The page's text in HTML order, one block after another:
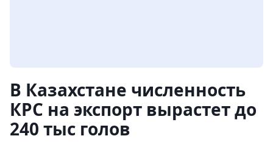
В Казахстане численность
КРС на экспорт вырастет до
240 тыс голов